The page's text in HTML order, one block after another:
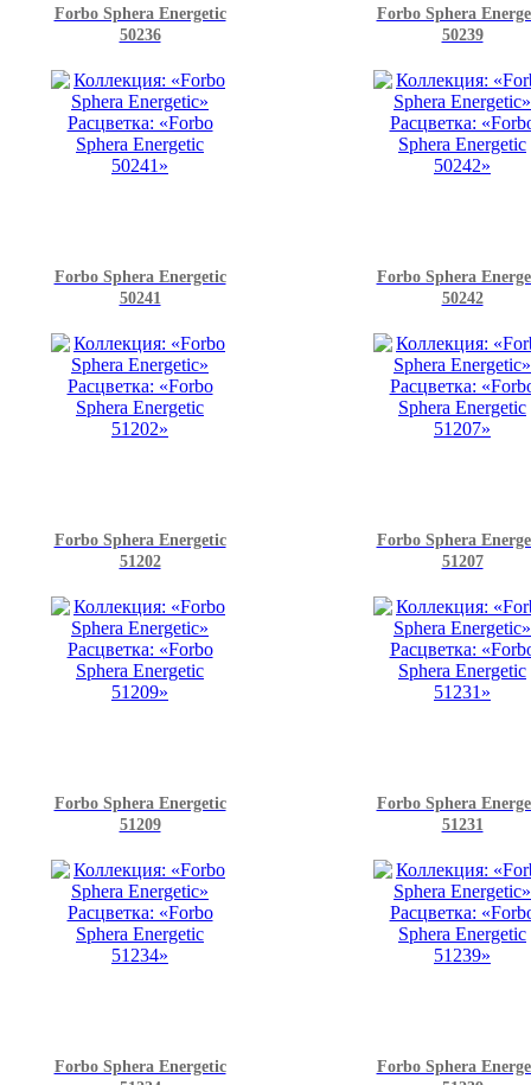
Forbo Sphera Energetic
50236
Forbo Sphera
50239
Forbo Sphera Energetic
50241
Forbo Sphera
50242
Forbo Sphera Energetic
51202
Forbo Sphera
51207
Forbo Sphera Energetic
51209
Forbo Sphera
51231
Forbo Sphera Energetic
Forbo Sphera